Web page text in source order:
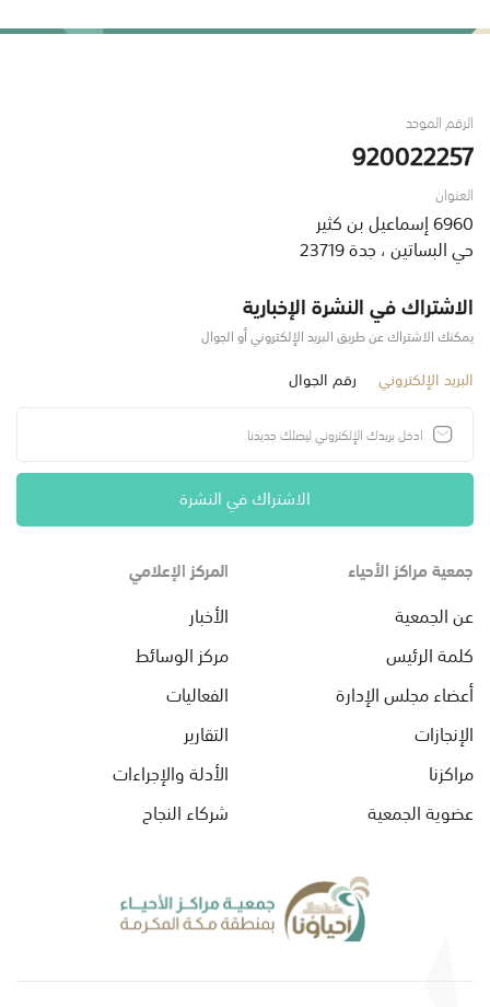
الرقم الموحد
920022257
العنوان
6960 إسماعيل بن كثير
حي البساتين ، جدة 23719
الاشتراك في النشرة الإخبارية
يمكنك الاشتراك عن طريق البريد الإلكتروني أو الجوال
البريد الإلكتروني رقم الجوال
الاشتراك في النشرة
جمعية مراكز الأحياء
عن الجمعية
كلمة الرئيس
أعضاء مجلس الإدارة
الإنجازات
مراكزنا
عضوية الجمعية
المركز الإعلامي
الأخبار
مركز الوسائط
الفعاليات
التقارير
الأدلة والإجراءات
شركاء النجاح